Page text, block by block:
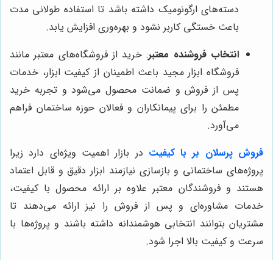
دسته‌های ارگونومیک داشته باشد تا استفاده طولانی مدت
باعث خستگی کاربر نشود و بهره‌وری افزایش یابد.
انتخاب فروشنده معتبر: خرید از فروشگاه‌های معتبر مانند
فروشگاه ابزار مجید باعث اطمینان از کیفیت ابزار، خدمات
پس از فروش و ضمانت محصول می‌شود و تجربه خرید
مطمئن را برای پیمانکاران و فعالان حوزه ساختمان فراهم
می‌آورد.
فروش پرسلان بر با کیفیت در بازار اهمیت ویژه‌ای دارد زیرا
پروژه‌های ساختمانی و بازسازی نیازمند ابزار دقیق و قابل اعتماد
هستند و فروشندگان معتبر علاوه بر ارائه محصول با کیفیت،
خدمات مشاوره‌ای و پس از فروش را نیز ارائه می‌دهند تا
مشتریان بتوانند انتخابی هوشمندانه داشته باشند و پروژه‌ها با
سرعت و کیفیت بالا اجرا شود.